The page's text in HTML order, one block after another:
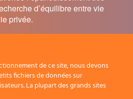
d’équilibre entre vie
privée.
de ce site, nous devons
fichiers de données sur
La plupart des grands sites